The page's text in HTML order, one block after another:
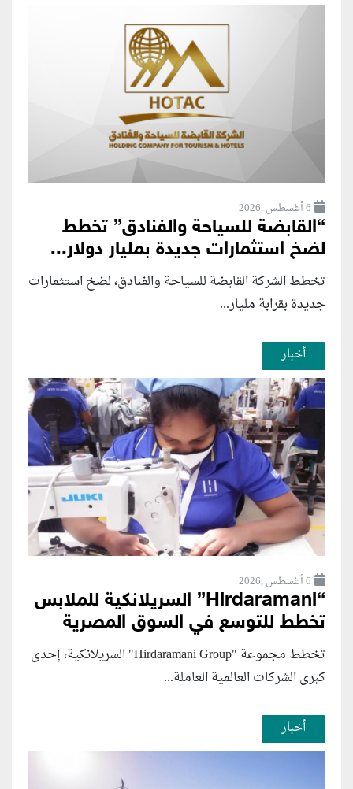
6 أغسطس ,2026
“القابضة للسياحة والفنادق” تخطط
لضخ استثمارات جديدة بمليار دولار...
تخطط الشركة القابضة للسياحة والفنادق، لضخ استثمارات
جديدة بقرابة مليار...
أخبار
6 أغسطس ,2026
“Hirdaramani” السريلانكية للملابس
تخطط للتوسع في السوق المصرية
تخطط مجموعة "Hirdaramani Group" السريلانكية، إحدى
كبرى الشركات العالمية العاملة...
أخبار